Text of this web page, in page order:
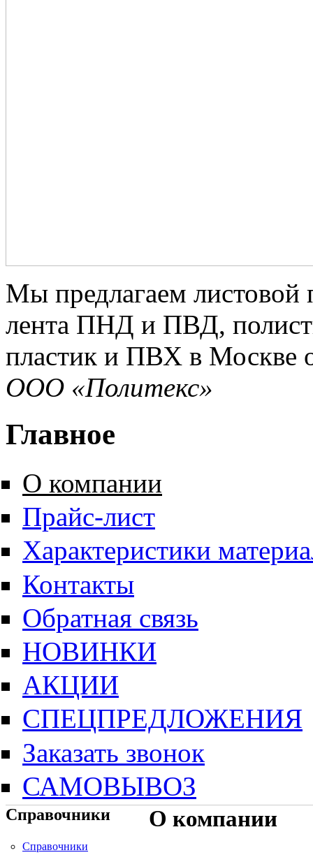
Мы предлагаем
лента ПНД и ПВД,
пластик и ПВХ в Москве
ООО «Политекс»
Главное
О компании
Прайс-лист
Характеристики
Контакты
Обратная связь
НОВИНКИ
АКЦИИ
СПЕЦПРЕДЛОЖЕНИЯ
Заказать звонок
САМОВЫВОЗ
Справочники
Справочники
О компании